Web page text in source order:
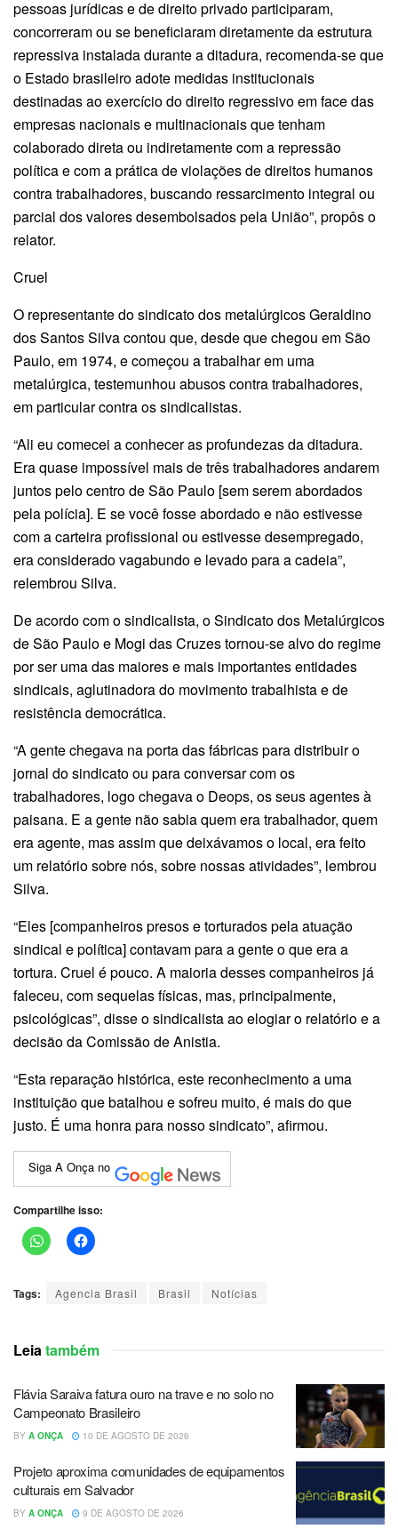
pessoas jurídicas e de direito privado participaram,
concorreram ou se beneficiaram diretamente da estrutura
repressiva instalada durante a ditadura, recomenda-se que
o Estado brasileiro adote medidas institucionais
destinadas ao exercício do direito regressivo em face das
empresas nacionais e multinacionais que tenham
colaborado direta ou indiretamente com a repressão
política e com a prática de violações de direitos humanos
contra trabalhadores, buscando ressarcimento integral ou
parcial dos valores desembolsados pela União”, propôs o
relator.
Cruel
O representante do sindicato dos metalúrgicos Geraldino
dos Santos Silva contou que, desde que chegou em São
Paulo, em 1974, e começou a trabalhar em uma
metalúrgica, testemunhou abusos contra trabalhadores,
em particular contra os sindicalistas.
“Ali eu comecei a conhecer as profundezas da ditadura.
Era quase impossível mais de três trabalhadores andarem
juntos pelo centro de São Paulo [sem serem abordados
pela polícia]. E se você fosse abordado e não estivesse
com a carteira profissional ou estivesse desempregado,
era considerado vagabundo e levado para a cadeia”,
relembrou Silva.
De acordo com o sindicalista, o Sindicato dos Metalúrgicos
de São Paulo e Mogi das Cruzes tornou-se alvo do regime
por ser uma das maiores e mais importantes entidades
sindicais, aglutinadora do movimento trabalhista e de
resistência democrática.
“A gente chegava na porta das fábricas para distribuir o
jornal do sindicato ou para conversar com os
trabalhadores, logo chegava o Deops, os seus agentes à
paisana. E a gente não sabia quem era trabalhador, quem
era agente, mas assim que deixávamos o local, era feito
um relatório sobre nós, sobre nossas atividades”, lembrou
Silva.
“Eles [companheiros presos e torturados pela atuação
sindical e política] contavam para a gente o que era a
tortura. Cruel é pouco. A maioria desses companheiros já
faleceu, com sequelas físicas, mas, principalmente,
psicológicas”, disse o sindicalista ao elogiar o relatório e a
decisão da Comissão de Anistia.
“Esta reparação histórica, este reconhecimento a uma
instituição que batalhou e sofreu muito, é mais do que
justo. É uma honra para nosso sindicato”, afirmou.
Siga A Onça no
Compartilhe isso:
Tags: Agencia Brasil Brasil Notícias
Leiatambém
Flávia Saraiva fatura ouro na trave e no solo no
Campeonato Brasileiro
BY A ONÇA 10 DE AGOSTO DE 2026
Projeto aproxima comunidades de equipamentos
culturais em Salvador
BY A ONÇA 9 DE AGOSTO DE 2026